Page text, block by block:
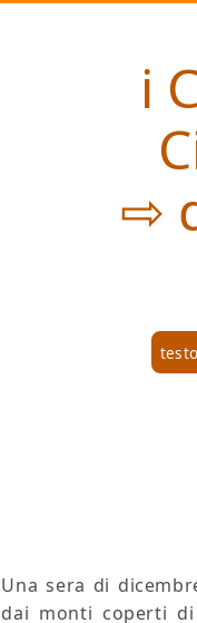
i
⇨
testo
Una sera di
dai monti coperti di